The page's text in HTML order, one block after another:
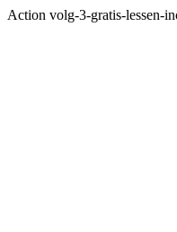
Action volg-3-gratis-lessen-